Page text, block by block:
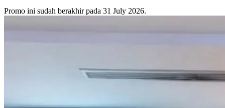
Promo ini sudah berakhir pada 31 July 2026.